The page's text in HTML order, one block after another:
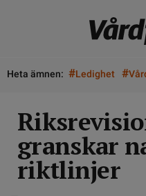
Heta ämnen: #Ledighet #
granskar
riktlinjer